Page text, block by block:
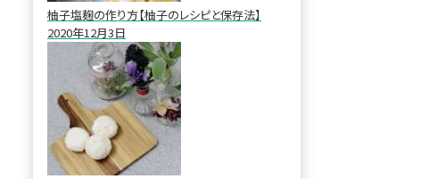
柚子塩麹の作り方【柚子のレシピと保存法】
2020年12月3日